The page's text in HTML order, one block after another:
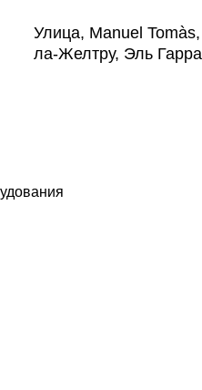
Улица, Manuel
ла-Желтру, Эль